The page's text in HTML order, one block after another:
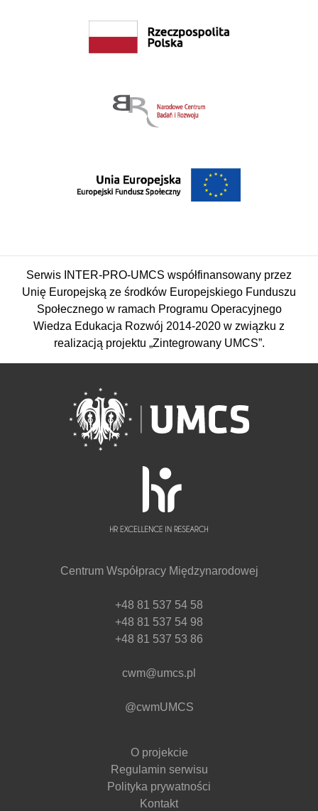
Serwis INTER-PRO-UMCS współfinansowany przez
Unię Europejską ze środków Europejskiego Funduszu
Społecznego w ramach Programu Operacyjnego
Wiedza Edukacja Rozwój 2014-2020 w związku z
realizacją projektu „Zintegrowany UMCS”.
Centrum Współpracy Międzynarodowej
+48 81 537 54 58
+48 81 537 54 98
+48 81 537 53 86
cwm@umcs.pl
@cwmUMCS
O projekcie
Regulamin serwisu
Polityka prywatności
Kontakt